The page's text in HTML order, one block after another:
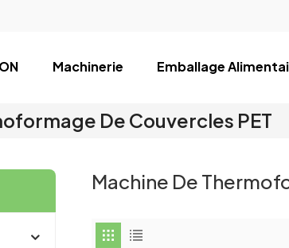
Machinerie Emballage
De Couvercles PET
Machine De